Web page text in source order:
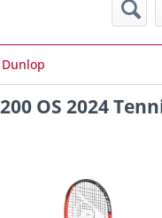
Dunlop
OS 2024